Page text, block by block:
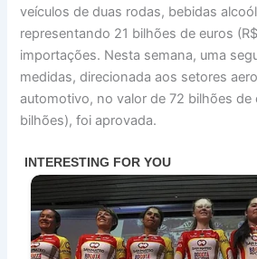
veículos de duas rodas, bebidas
representando 21 bilhões de euros
importações. Nesta semana, uma
medidas, direcionada aos setores
automotivo, no valor de 72 bilhões de
bilhões), foi aprovada.